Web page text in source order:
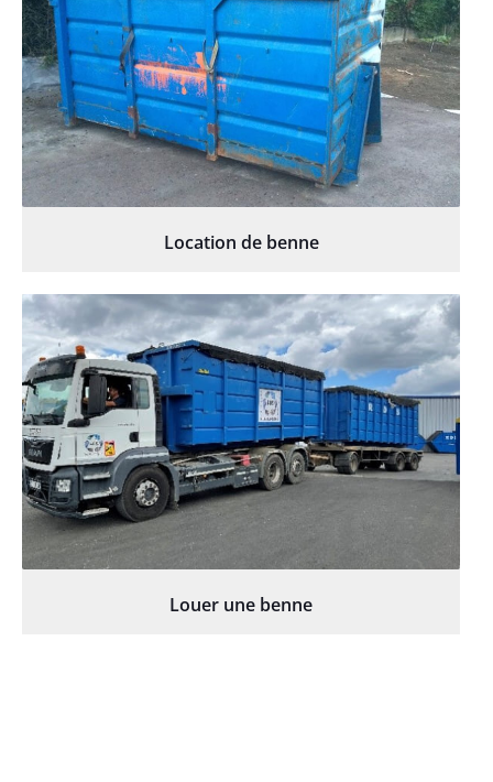
Location de benne
Louer une benne